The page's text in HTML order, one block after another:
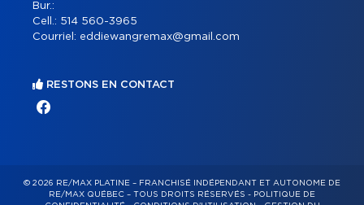
Bur.:
Cell.: 514 560-3965
Courriel: eddiewangremax@gmail.com
RESTONS EN CONTACT
© 2026 RE/MAX PLATINE – FRANCHISÉ INDÉPENDANT ET AUTONOME DE
RE/MAX QUÉBEC – TOUS DROITS RÉSERVÉS - POLITIQUE DE